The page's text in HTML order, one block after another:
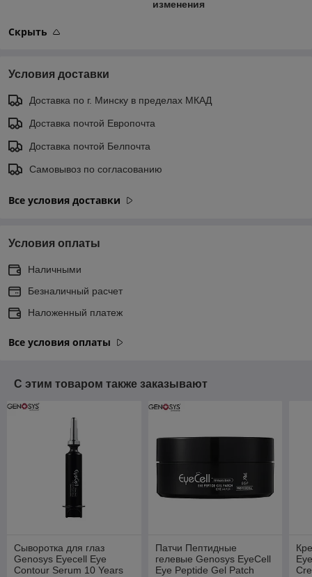
изменения
Скрыть
Условия доставки
Доставка по г. Минску в пределах МКАД
Доставка почтой Европочта
Доставка почтой Белпочта
Самовывоз по согласованию
Все условия доставки
Условия оплаты
Наличными
Безналичный расчет
Наложенный платеж
Все условия оплаты
С этим товаром также заказывают
Сыворотка для глаз
Genosys Eyecell Eye
Contour Serum 10 Years
Патчи Пептидные
гелевые Genosys EyeCell
Eye Peptide Gel Patch